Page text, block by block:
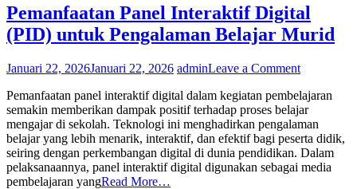
Penuh
Kebersamaan
Pemanfaatan Panel Interaktif Digital
(PID) untuk Pengalaman Belajar Murid
Januari 22, 2026Januari 22, 2026 adminLeave a Commenton
Panel
Interaktif
Digital
(PID)
untuk
Pemanfaatan panel interaktif digital dalam kegiatan pembelajaran
semakin memberikan dampak positif terhadap proses belajar
mengajar di sekolah. Teknologi ini menghadirkan pengalaman
belajar yang lebih menarik, interaktif, dan efektif bagi peserta didik,
seiring dengan perkembangan digital di dunia pendidikan. Dalam
pelaksanaannya, panel interaktif digital digunakan sebagai media
pembelajaran yangRead More…